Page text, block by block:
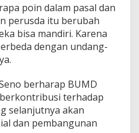
poin dalam pasal dan
perusda itu berubah
bisa mandiri. Karena
dengan undang-
berharap BUMD
terhadap
selanjutnya akan
dan pembangunan